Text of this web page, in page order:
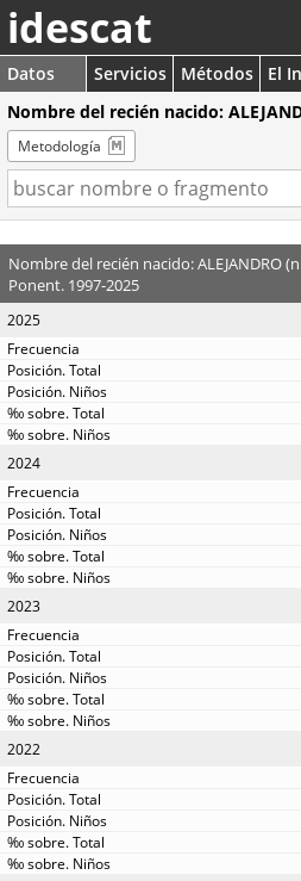
idescat
Datos Servicios Métodos
El
Nombre del recién nacido:
Metodología
Nombre del recién nacido: ALEJANDRO
Ponent. 1997-2025
2025
2024
2023
2022